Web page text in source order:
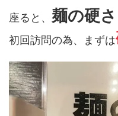
座ると、 麺の硬さ
初回訪問の為、まずは